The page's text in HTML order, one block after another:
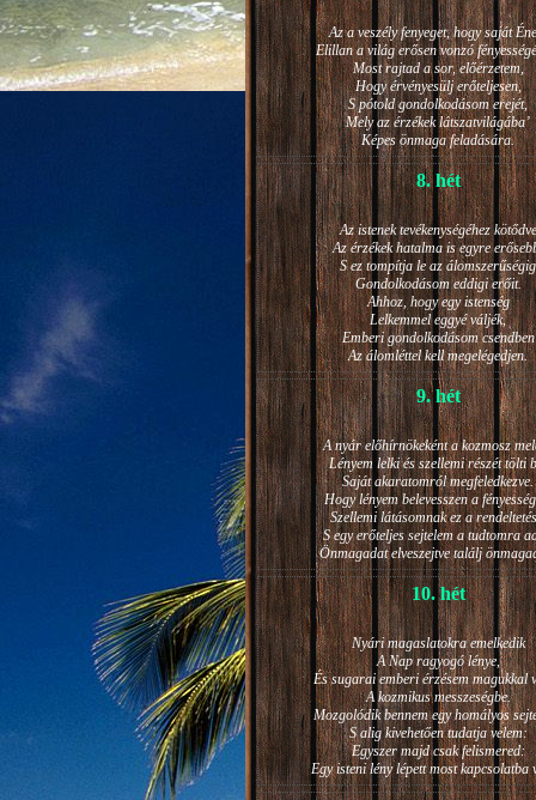
Az a veszély fenyeget, hogy saját
Elillan a világ erősen vonzó
Most rajtad a sor, előérzetem,
Hogy érvényesülj erőteljesen,
S pótold gondolkodásom erejét,
Mely az érzékek látszatvilágába’
Képes önmaga feladására.
8. hét
Az istenek tevékenységéhez kötődve
Az érzékek hatalma is egyre
S ez tompítja le az álomszerűségig
Gondolkodásom eddigi erőit.
Ahhoz, hogy egy istenség
Lelkemmel eggyé váljék,
Emberi gondolkodásom csendben
Az álomléttel kell megelégedjen.
9. hét
A nyár előhírnökeként a kozmosz
Lényem lelki és szellemi részét tölti
Saját akaratomról megfeledkezve.
Hogy lényem belevesszen a
Szellemi látásomnak ez a
S egy erőteljes sejtelem a tudtomra
Önmagadat elveszejtve találj
10. hét
Nyári magaslatokra emelkedik
A Nap ragyogó lénye,
És sugarai emberi érzésem magukkal
A kozmikus messzeségbe.
Mozgolódik bennem egy homályos
S alig kivehetően tudatja velem:
Egyszer majd csak felismered:
Egy isteni lény lépett most kapcsolatba